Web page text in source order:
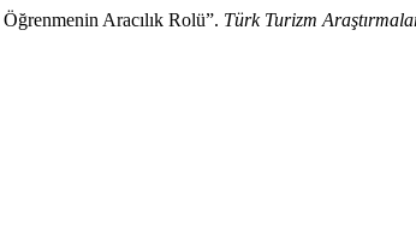
Aracılık Rolü”. Türk Turizm